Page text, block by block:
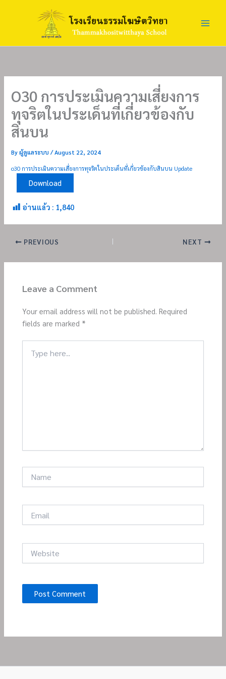
O30 การประเมินความเสี่ยงการ
ทุจริตในประเด็นที่เกี่ยวข้องกับ
สินบน
Byผู้ดูแลระบบ/August 22, 2024
o30 การประเมินความเสี่ยงการทุจริตในประเด็นที่เกี่ยวข้องกับสินบน Update
Download
อ่านแล้ว : 1,840
PREVIOUS NEXT
Leave a Comment
Your email address will not be published. Required
fields are marked *
here..